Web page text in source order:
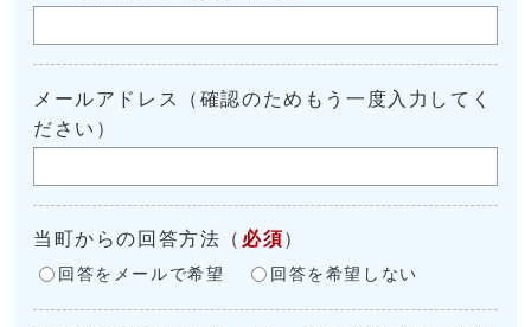
メールアドレス（確認のためもう一度入力してく
ださい）
当町からの回答方法 （ 必須 ）
回答をメールで希望 回答を希望しない